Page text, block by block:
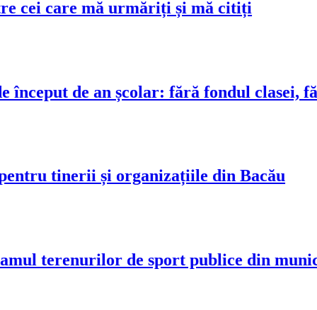
care mă urmăriți și mă citiți
de an școlar: fără fondul clasei,
tinerii și organizațiile din Bacău
terenurilor de sport publice din